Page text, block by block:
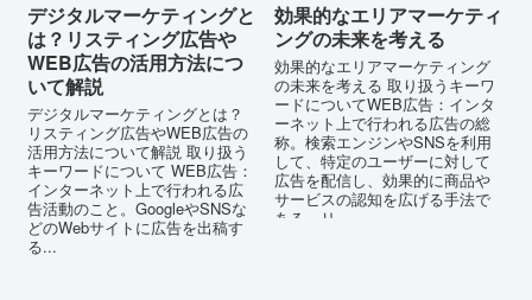
デジタルマーケティングと
は？リスティング広告や
WEB広告の活用方法につ
いて解説
デジタルマーケティングとは？
リスティング広告やWEB広告の
活用方法について解説 取り扱う
キーワードについて WEB広告：
インターネット上で行われる広
告活動のこと。GoogleやSNSな
どのWebサイトに広告を出稿す
る...
効果的なエリアマーケティ
ングの未来を考える
効果的なエリアマーケティング
の未来を考える 取り扱うキーワ
ードについてWEB広告：インタ
ーネット上で行われる広告の総
称。検索エンジンやSNSを利用
して、特定のユーザーに対して
広告を配信し、効果的に商品や
サービスの認知を広げる手法で
ある。リ...